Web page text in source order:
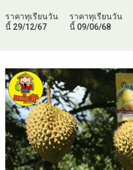
ราคาทุเรียนวัน
นี้ 29/12/67
ราคาทุเรียนวัน
นี้ 09/06/68